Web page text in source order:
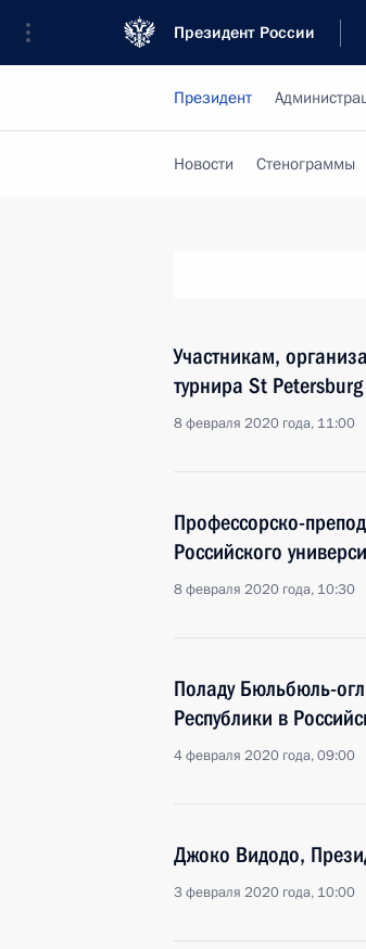
Президент России
Президент
Новости Стенограммы
Участникам,
турнира St
8 февраля 2020 года, 11:00
Профессорско-
Российского
8 февраля 2020 года, 10:30
Поладу Бюльбюль-
Республики в
4 февраля 2020 года, 09:00
Джоко Видодо,
3 февраля 2020 года, 10:00